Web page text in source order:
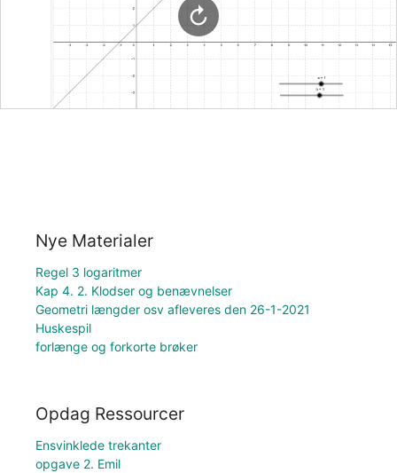
Nye Materialer
Regel 3 logaritmer
Kap 4. 2. Klodser og benævnelser
Geometri længder osv afleveres den 26-1-2021
Huskespil
forlænge og forkorte brøker
Opdag Ressourcer
Ensvinklede trekanter
opgave 2. Emil